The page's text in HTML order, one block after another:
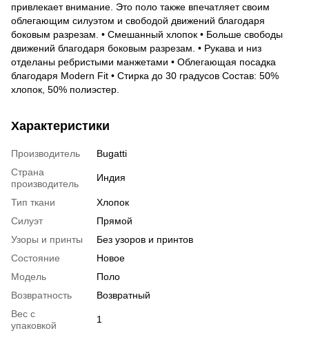
привлекает внимание. Это поло также впечатляет своим
облегающим силуэтом и свободой движений благодаря
боковым разрезам. • Смешанный хлопок • Больше свободы
движений благодаря боковым разрезам. • Рукава и низ
отделаны ребристыми манжетами • Облегающая посадка
благодаря Modern Fit • Стирка до 30 градусов Состав: 50%
хлопок, 50% полиэстер.
Характеристики
Производитель
Bugatti
Страна
производитель
Индия
Тип ткани
Хлопок
Силуэт
Прямой
Узоры и принты
Без узоров и принтов
Состояние
Новое
Мoдель
Поло
Возвратность
Возвратный
Вес с
упаковкой
1